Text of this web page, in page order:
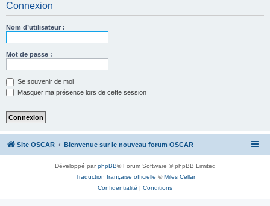
Connexion
Nom d’utilisateur :
Mot de passe :
Se souvenir de moi
Masquer ma présence lors de cette session
Site OSCAR Bienvenue sur le nouveau forum OSCAR
Développé parphpBB® Forum Software © phpBB Limited
Traduction française officielle ©Miles Cellar
Confidentialité | Conditions